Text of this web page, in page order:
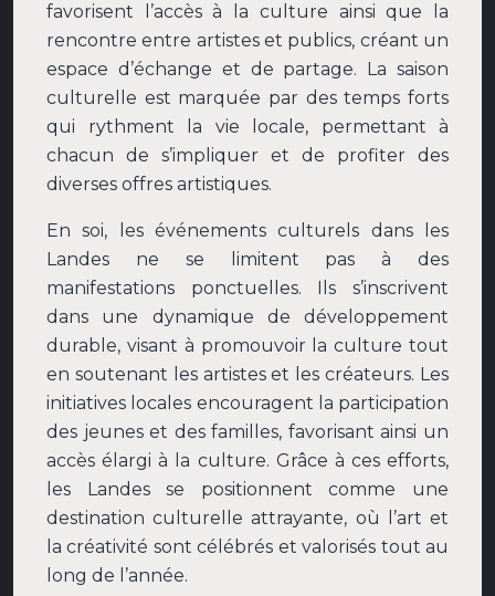
favorisent l’accès à la culture ainsi que la
rencontre entre artistes et publics, créant un
espace d’échange et de partage. La saison
culturelle est marquée par des temps forts
qui rythment la vie locale, permettant à
chacun de s’impliquer et de profiter des
diverses offres artistiques.
En soi, les événements culturels dans les
Landes ne se limitent pas à des
manifestations ponctuelles. Ils s’inscrivent
dans une dynamique de développement
durable, visant à promouvoir la culture tout
en soutenant les artistes et les créateurs. Les
initiatives locales encouragent la participation
des jeunes et des familles, favorisant ainsi un
accès élargi à la culture. Grâce à ces efforts,
les Landes se positionnent comme une
destination culturelle attrayante, où l’art et
la créativité sont célébrés et valorisés tout au
long de l’année.